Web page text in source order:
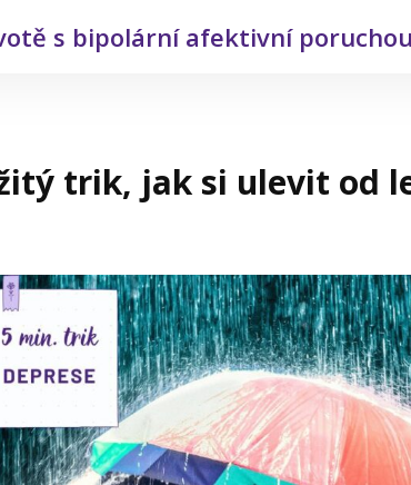
s bipolární afektivní poruchou
trik, jak si ulevit od